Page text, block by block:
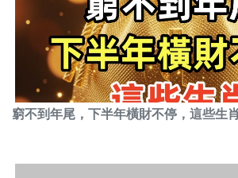
窮不到年尾，下半年橫財不停，這些生